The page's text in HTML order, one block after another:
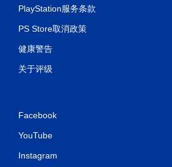
PlayStation服务条款
PS Store取消政策
健康警告
关于评级
Facebook
YouTube
Instagram